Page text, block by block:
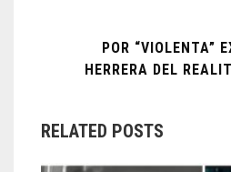
POR “VIOLENTA”
HERRERA DEL
RELATED POSTS